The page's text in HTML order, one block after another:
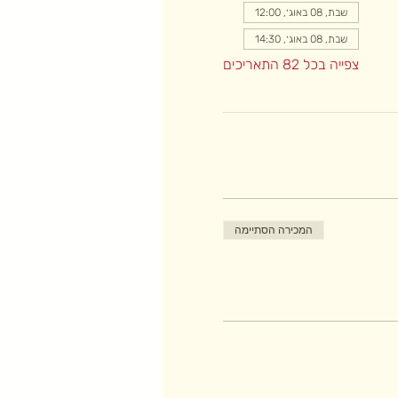
שבת, 08 באוג׳, 12:00
שבת, 08 באוג׳, 14:30
צפייה בכל 82 התאריכים
המכירה הסתיימה